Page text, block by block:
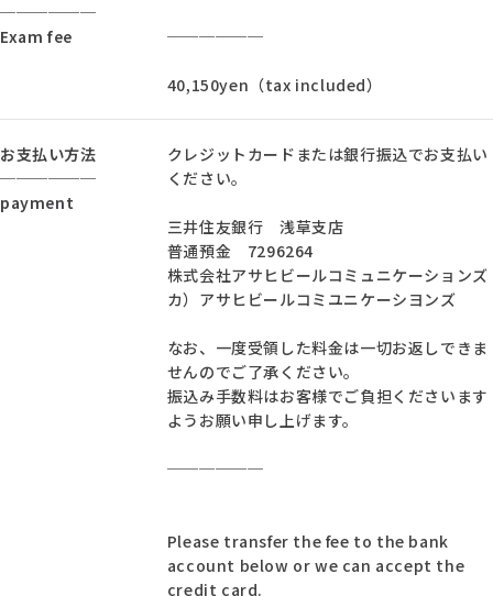
──────
Exam fee
──────
40,150yen（tax included）
お支払い方法
──────
payment
クレジットカードまたは銀行振込でお支払い
ください。
三井住友銀行 浅草支店
普通預金 7296264
株式会社アサヒビールコミュニケーションズ
カ）アサヒビールコミユニケーシヨンズ
なお、一度受領した料金は一切お返しできま
せんのでご了承ください。
振込み手数料はお客様でご負担くださいます
ようお願い申し上げます。
──────
Please transfer the fee to the bank
account below or we can accept the
credit card.